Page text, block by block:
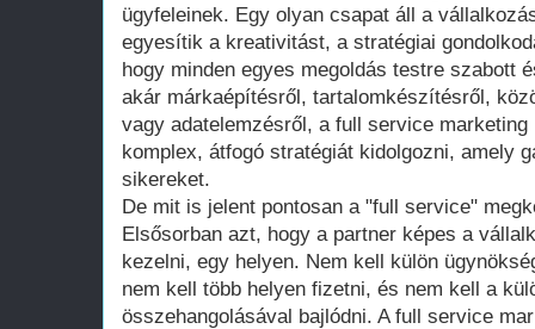
ügyfeleinek. Egy olyan csapat áll a
egyesítik a kreativitást, a stratégiai
hogy minden egyes megoldás testre szabott
akár márkaépítésről, tartalomkészítésről,
vagy adatelemzésről, a full service marketing
komplex, átfogó stratégiát kidolgozni, amely
sikereket.
De mit is jelent pontosan a "full service"
Elsősorban azt, hogy a partner képes a
kezelni, egy helyen. Nem kell külön
nem kell több helyen fizetni, és nem kell a
összehangolásával bajlódni. A full service